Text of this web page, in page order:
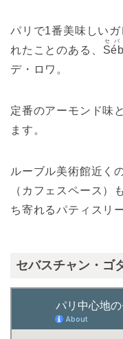
パリで1番美味しい
れたことのある、
セ
デ・ロワ。
定番のアーモンド味
ます。
ルーブル美術館近く
（カフェスペース）
ち寄れるパティスリ
セバスチャン・ゴ